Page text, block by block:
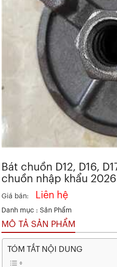
Bát chuồn D12, D16,
chuồn nhập khẩu 2026
Giá bán: Liên hệ
Danh mục : Sản Phẩm
MÔ TẢ SẢN PHẨM
TÓM TẮT NỘI DUNG